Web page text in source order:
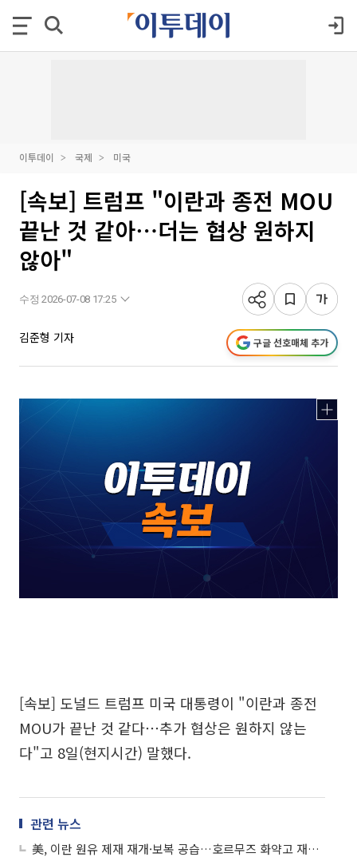
이투데이 국제 미국
[속보] 트럼프 "이란과 종전 MOU
끝난 것 같아⋯더는 협상 원하지
않아"
수정 2026-07-08 17:25
김준형 기자 구글 선호매체 추가
[속보] 도널드 트럼프 미국 대통령이 "이란과 종전
MOU가 끝난 것 같다⋯추가 협상은 원하지 않는
다"고 8일(현지시간) 말했다.
관련 뉴스
美, 이란 원유 제재 재개·보복 공습…호르무즈 화약고 재점화